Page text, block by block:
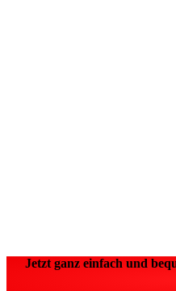
Jetzt ganz einfach und